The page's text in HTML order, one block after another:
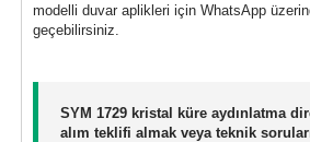
modelli duvar aplikleri için WhatsApp
geçebilirsiniz.
SYM 1729 kristal küre aydınlatma
alım teklifi almak veya teknik